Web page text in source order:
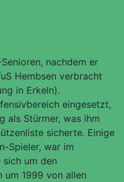
nachdem er
Hembsen verbracht
in Erkeln).
eingesetzt,
als Stürmer, was ihm
sicherte. Einige
Spieler, war im
um den
um 1999 von allen